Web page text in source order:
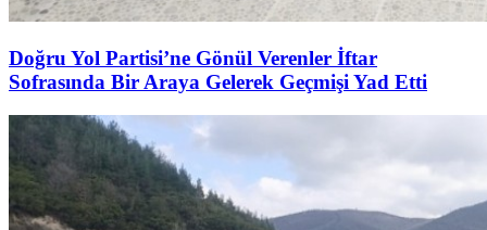
Doğru Yol Partisi’ne Gönül Verenler İftar
Sofrasında Bir Araya Gelerek Geçmişi Yad Etti